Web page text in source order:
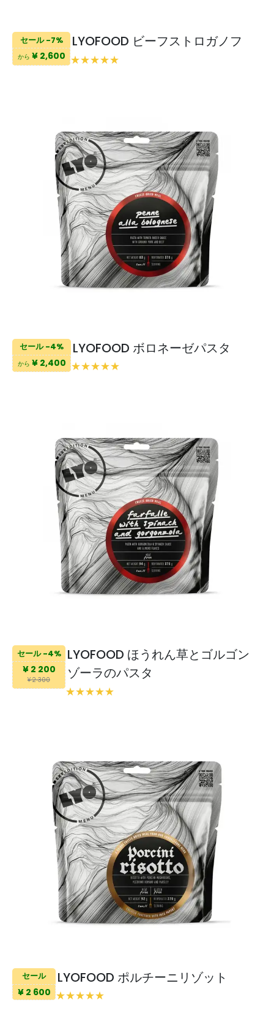
セール -7%
から ¥ 2,600
LYOFOOD ビーフストロガノフ
セール -4%
から ¥ 2,400
LYOFOOD ボロネーゼパスタ
セール -4%
¥ 2 200
¥ 2 300
LYOFOOD ほうれん草とゴルゴン
ゾーラのパスタ
セール
¥ 2 600
LYOFOOD ポルチーニリゾット